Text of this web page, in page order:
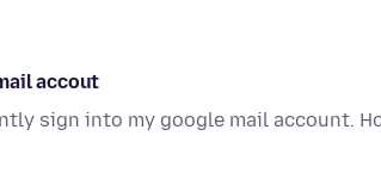
accout
sign into my google mail account.